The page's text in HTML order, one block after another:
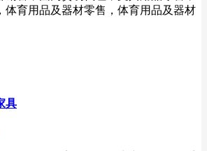
体育用品及器材零售，体育用品及器材
具